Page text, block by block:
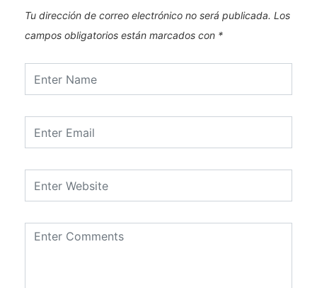
Tu dirección de correo electrónico no será publicada. Los
campos obligatorios están marcados con *